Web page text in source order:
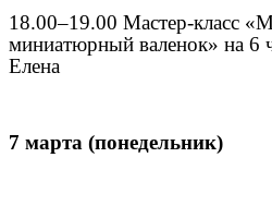
18.00–19.00 Мастер-класс
миниатюрный валенок» на 6
Елена
7 марта (понедельник)